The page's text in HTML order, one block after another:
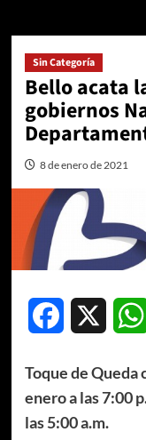
Sin Categoría
Bello acata
gobiernos
8 de enero de 2021
Facebook
Toque de Queda
enero a las 7:00
las 5:00 a.m.